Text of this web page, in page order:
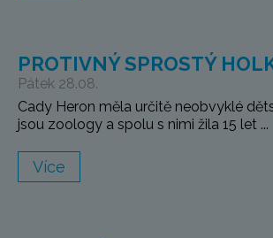
PROTIVNÝ SPROSTÝ
Pátek 28.08.
Cady Heron měla určitě neobvyklé
jsou zoology a spolu s nimi žila 15 let ...
Více